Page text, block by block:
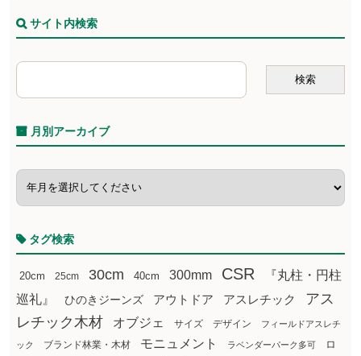
サイト内検索
月別アーカイブ
タグ検索
20cm 25cm 30cm 40cm 300mm CSR
『丸柱・円柱
巡礼』
ひのきジーンズ アウトドア アスレチック
アス
レチック木材
オブジェ サイズ デザイン フィールドアスレチ
ック ブランド林業・木材 モニュメント ラベンダーパーク多可
ロ